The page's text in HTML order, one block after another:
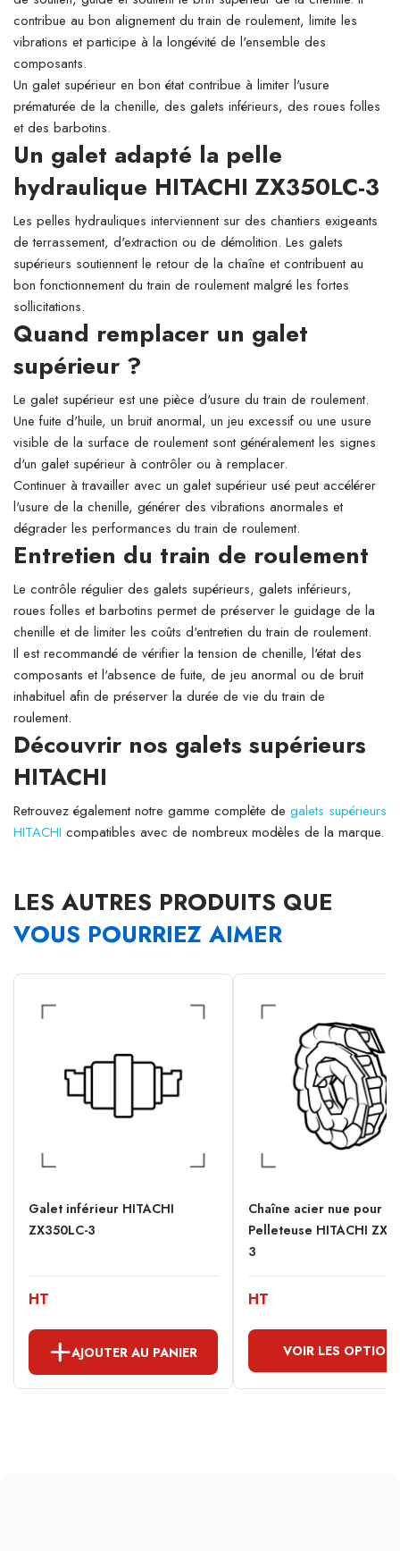
contribue au bon alignement du train de roulement, limite les
vibrations et participe à la longévité de l'ensemble des
composants.
Un galet supérieur en bon état contribue à limiter l'usure
prématurée de la chenille, des galets inférieurs, des roues folles
et des barbotins.
Un galet adapté la pelle
hydraulique HITACHI ZX350LC-3
Les pelles hydrauliques interviennent sur des chantiers exigeants
de terrassement, d'extraction ou de démolition. Les galets
supérieurs soutiennent le retour de la chaîne et contribuent au
bon fonctionnement du train de roulement malgré les fortes
sollicitations.
Quand remplacer un galet
supérieur ?
Le galet supérieur est une pièce d'usure du train de roulement.
Une fuite d'huile, un bruit anormal, un jeu excessif ou une usure
visible de la surface de roulement sont généralement les signes
d'un galet supérieur à contrôler ou à remplacer.
Continuer à travailler avec un galet supérieur usé peut accélérer
l'usure de la chenille, générer des vibrations anormales et
dégrader les performances du train de roulement.
Entretien du train de roulement
Le contrôle régulier des galets supérieurs, galets inférieurs,
roues folles et barbotins permet de préserver le guidage de la
chenille et de limiter les coûts d'entretien du train de roulement.
Il est recommandé de vérifier la tension de chenille, l'état des
composants et l'absence de fuite, de jeu anormal ou de bruit
inhabituel afin de préserver la durée de vie du train de
roulement.
Découvrir nos galets supérieurs
HITACHI
Retrouvez également notre gamme complète de galets supérieurs
HITACHI compatibles avec de nombreux modèles de la marque.
LES AUTRES PRODUITS QUE
VOUS POURRIEZ AIMER
Galet inférieur HITACHI
ZX350LC-3
HT
AJOUTER AU PANIER
Chaîne acier nue pour
Pelleteuse HITACHI
3
HT
VOIR LES